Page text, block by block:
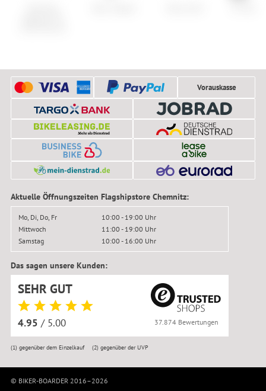
Vorauskasse
Aktuelle Öffnungszeiten Flagshipstore Chemnitz:
Mo, Di, Do, Fr
10:00 - 19:00 Uhr
Mittwoch
11:00 - 19:00 Uhr
Samstag
10:00 - 16:00 Uhr
Das sagen unsere Kunden:
SEHR GUT
4.95 / 5.00 37.874 Bewertungen
(1)gegenüber dem Einzelkauf (2) gegenüber der UVP
© BIKER-BOARDER 2016–2026